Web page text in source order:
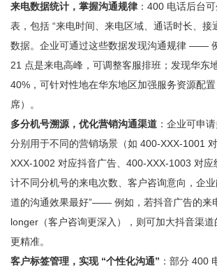
来电数据统计，掌握沟通规律：400 电话后台
表，包括 “来电时间、来电区域、通话时长、接
数据。企业可通过这些数据发现沟通规律 ——
21 点是来电高峰，可调整客服排班；发现华东
40%，可针对性地在华东地区加强服务资源配
席）。
多分机号溯源，优化营销沟通渠道 ：企业可申
分别用于不同的营销场景（如 400-XXX-1001
XXX-1002 对应抖音广告、400-XXX-1003 对应
计不同分机号的来电次数、客户咨询意向，企
道的沟通效果最好”—— 例如，若抖音广告的来
longer（客户咨询更深入），则可加大抖音渠道
更精准。
客户标签管理，实现 “个性化沟通” ：部分 400